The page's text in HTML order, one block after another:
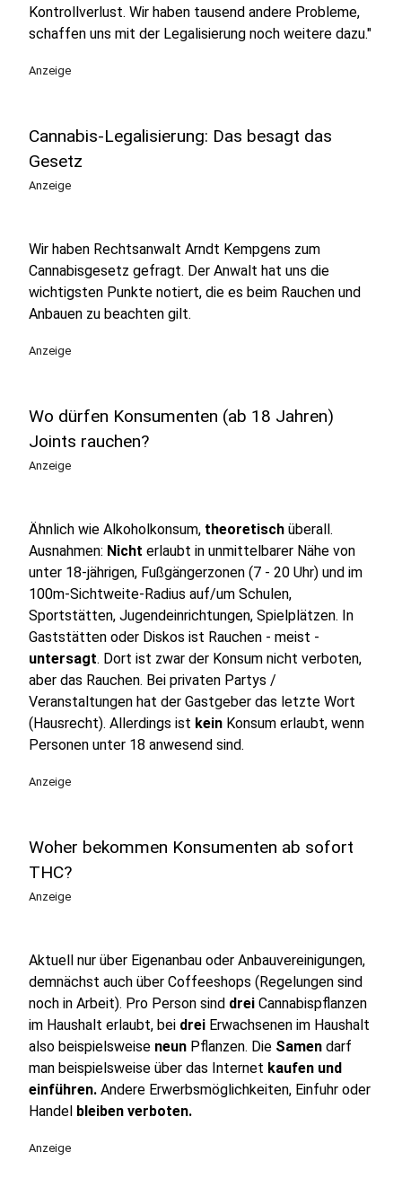
Kontrollverlust. Wir haben tausend andere Probleme,
schaffen uns mit der Legalisierung noch weitere dazu."
Anzeige
Cannabis-Legalisierung: Das besagt das
Gesetz
Anzeige
Wir haben Rechtsanwalt Arndt Kempgens zum
Cannabisgesetz gefragt. Der Anwalt hat uns die
wichtigsten Punkte notiert, die es beim Rauchen und
Anbauen zu beachten gilt.
Anzeige
Wo dürfen Konsumenten (ab 18 Jahren)
Joints rauchen?
Anzeige
Ähnlich wie Alkoholkonsum, theoretisch überall.
Ausnahmen: Nicht erlaubt in unmittelbarer Nähe von
unter 18-jährigen, Fußgängerzonen (7 - 20 Uhr) und im
100m-Sichtweite-Radius auf/um Schulen,
Sportstätten, Jugendeinrichtungen, Spielplätzen. In
Gaststätten oder Diskos ist Rauchen - meist -
untersagt. Dort ist zwar der Konsum nicht verboten,
aber das Rauchen. Bei privaten Partys /
Veranstaltungen hat der Gastgeber das letzte Wort
(Hausrecht). Allerdings ist kein Konsum erlaubt, wenn
Personen unter 18 anwesend sind.
Anzeige
Woher bekommen Konsumenten ab sofort
THC?
Anzeige
Aktuell nur über Eigenanbau oder Anbauvereinigungen,
demnächst auch über Coffeeshops (Regelungen sind
noch in Arbeit). Pro Person sind drei Cannabispflanzen
im Haushalt erlaubt, bei drei Erwachsenen im Haushalt
also beispielsweise neun Pflanzen. Die Samen darf
man beispielsweise über das Internet kaufen und
einführen. Andere Erwerbsmöglichkeiten, Einfuhr oder
Handel bleiben verboten.
Anzeige